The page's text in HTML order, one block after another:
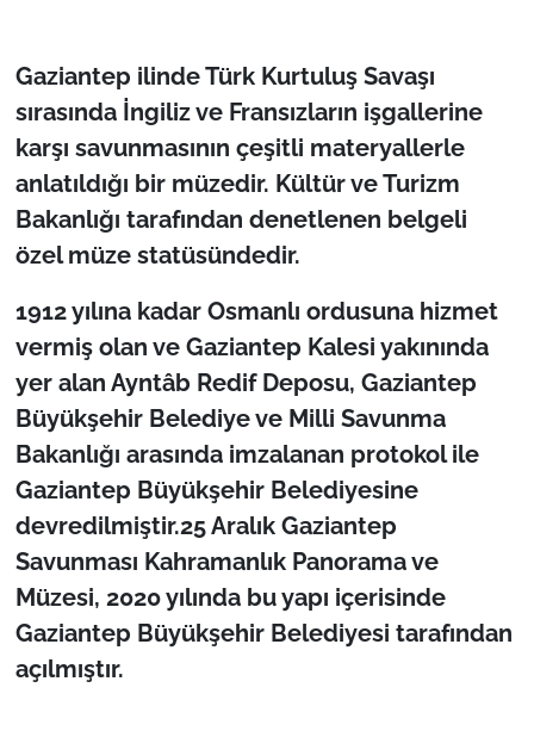
Gaziantep ilinde Türk Kurtuluş Savaşı
sırasında İngiliz ve Fransızların işgallerine
karşı savunmasının çeşitli materyallerle
anlatıldığı bir müzedir. Kültür ve Turizm
Bakanlığı tarafından denetlenen belgeli
özel müze statüsündedir.
1912 yılına kadar Osmanlı ordusuna hizmet
vermiş olan ve Gaziantep Kalesi yakınında
yer alan Ayntâb Redif Deposu, Gaziantep
Büyükşehir Belediye ve Milli Savunma
Bakanlığı arasında imzalanan protokol ile
Gaziantep Büyükşehir Belediyesine
devredilmiştir.25 Aralık Gaziantep
Savunması Kahramanlık Panorama ve
Müzesi, 2020 yılında bu yapı içerisinde
Gaziantep Büyükşehir Belediyesi tarafından
açılmıştır.